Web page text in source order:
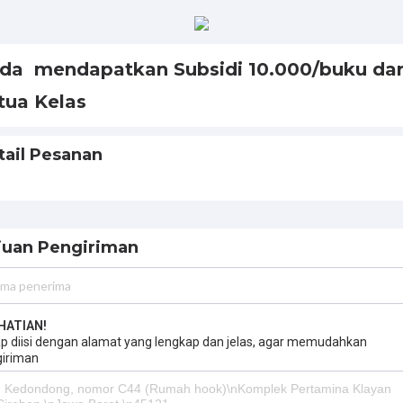
mendapatkan Subsidi 10.000/buku
Kelas
Pesanan
Pengiriman
diisi dengan alamat yang lengkap dan jelas, agar memudahkan